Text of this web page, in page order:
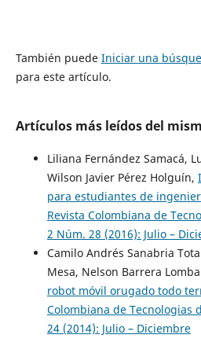
También puede Iniciar una
para este artículo.
Artículos más leídos del
Liliana Fernández Samacá,
Wilson Javier Pérez Holguín,
para estudiantes de
Revista Colombiana de
2 Núm. 28 (2016): Julio –
Camilo Andrés Sanabria
Mesa, Nelson Barrera
robot móvil orugado todo
Colombiana de Tecnologias
24 (2014): Julio – Diciembre